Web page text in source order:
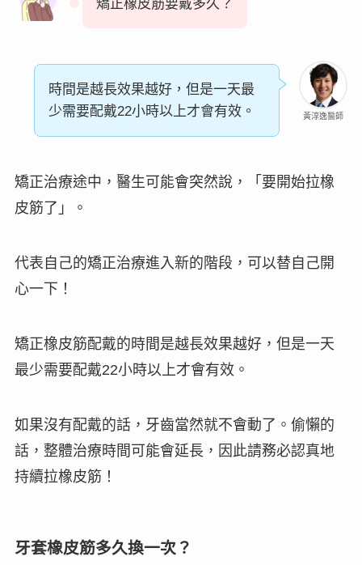
矯正橡皮筋要戴多久？
黃淳逸醫師
時間是越長效果越好，但是一天最
少需要配戴22小時以上才會有效。
矯正治療途中，醫生可能會突然說，「 要開始拉橡
皮筋了 」。
代表自己的矯正治療進入新的階段，可以替自己開
心一下！
矯正橡皮筋配戴的時間是越長效果越好，但是一天
最少需要配戴22小時以上才會有效。
如果沒有配戴的話，牙齒當然就不會動了。偷懶的
話，整體治療時間可能會延長，因此請務必認真地
持續拉橡皮筋！
牙套橡皮筋多久換一次？